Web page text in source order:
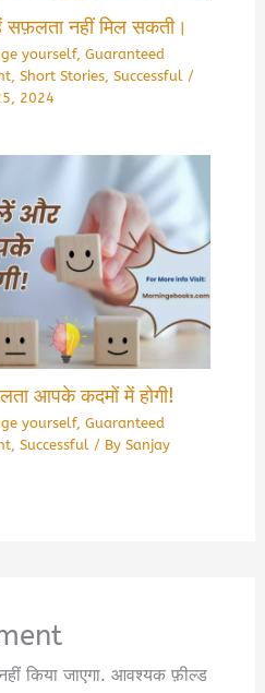
सफ़लता नहीं मिल सकती।
yourself, Guaranteed
, Short Stories, Successful/
2024
आपके कदमों में होगी!
yourself, Guaranteed
, Successful/ By Sanjay
किया जाएगा. आवश्यक फ़ील्ड